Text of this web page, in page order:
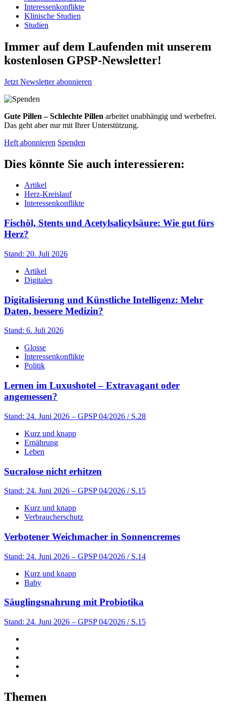
Interessenkonflikte
Klinische Studien
Studien
Immer auf dem Laufenden mit unserem
kostenlosen GPSP-Newsletter!
Jetzt Newsletter abonnieren
Gute Pillen – Schlechte Pillen arbeitet unabhängig und werbefrei.
Das geht aber nur mit Ihrer Unterstützung.
Heft abonnieren Spenden
Dies könnte Sie auch interessieren:
Artikel
Herz-Kreislauf
Interessenkonflikte
Fischöl, Stents und Acetylsalicylsäure: Wie gut fürs
Herz?
Stand: 20. Juli 2026
Artikel
Digitales
Digitalisierung und Künstliche Intelligenz: Mehr
Daten, bessere Medizin?
Stand: 6. Juli 2026
Glosse
Interessenkonflikte
Politik
Lernen im Luxushotel – Extravagant oder
angemessen?
Stand: 24. Juni 2026 – GPSP 04/2026 / S.28
Kurz und knapp
Ernährung
Leben
Sucralose nicht erhitzen
Stand: 24. Juni 2026 – GPSP 04/2026 / S.15
Kurz und knapp
Verbraucherschutz
Verbotener Weichmacher in Sonnencremes
Stand: 24. Juni 2026 – GPSP 04/2026 / S.14
Kurz und knapp
Baby
Säuglingsnahrung mit Probiotika
Stand: 24. Juni 2026 – GPSP 04/2026 / S.15
Themen